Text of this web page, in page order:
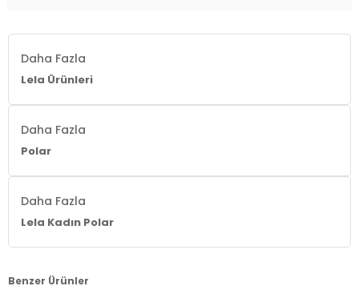
Daha Fazla
Lela Ürünleri
Daha Fazla
Polar
Daha Fazla
Lela Kadın Polar
Benzer Ürünler